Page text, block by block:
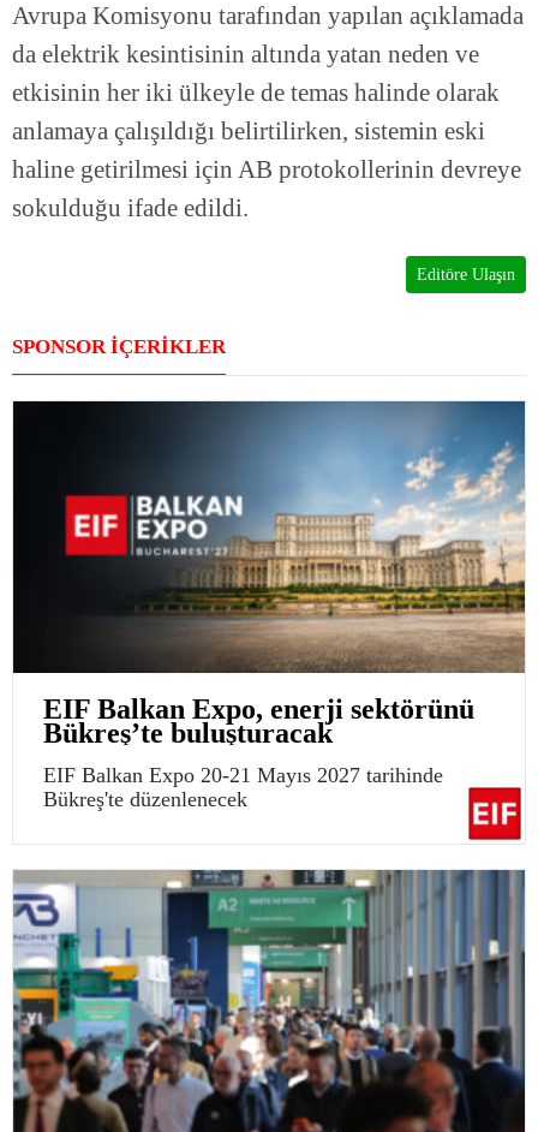
Avrupa Komisyonu tarafından yapılan açıklamada
da elektrik kesintisinin altında yatan neden ve
etkisinin her iki ülkeyle de temas halinde olarak
anlamaya çalışıldığı belirtilirken, sistemin eski
haline getirilmesi için AB protokollerinin devreye
sokulduğu ifade edildi.
Editöre Ulaşın
SPONSOR İÇERİKLER
EIF Balkan Expo, enerji sektörünü
Bükreş’te buluşturacak
EIF Balkan Expo 20-21 Mayıs 2027 tarihinde
Bükreş'te düzenlenecek